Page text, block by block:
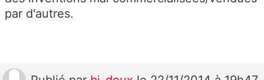
par d'autres.